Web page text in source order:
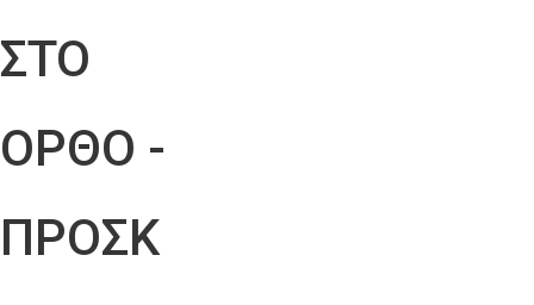
ΣΤΟ
ΟΡΘΟ -
ΠΡΟΣΚ